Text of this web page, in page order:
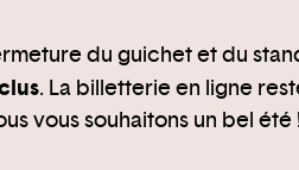
du guichet et du
. La billetterie en ligne
vous souhaitons un bel été